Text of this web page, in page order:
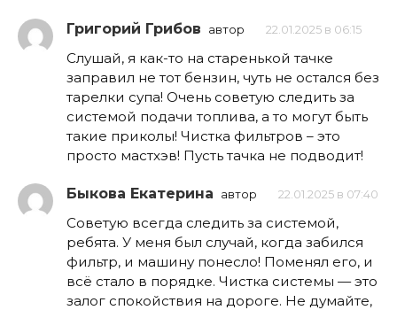
Григорий Грибов автор 22.01.2025 в 06:15
Слушай, я как-то на старенькой тачке
заправил не тот бензин, чуть не остался без
тарелки супа! Очень советую следить за
системой подачи топлива, а то могут быть
такие приколы! Чистка фильтров – это
просто мастхэв! Пусть тачка не подводит!
Быкова Екатерина автор 22.01.2025 в 07:40
Советую всегда следить за системой,
ребята. У меня был случай, когда забился
фильтр, и машину понесло! Поменял его, и
всё стало в порядке. Чистка системы — это
залог спокойствия на дороге. Не думайте,